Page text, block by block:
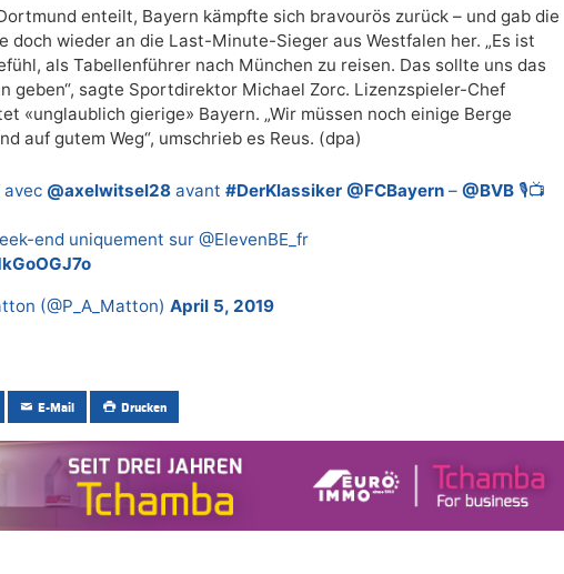
enteilt, Bayern kämpfte sich bravourös zurück – und gab die
doch wieder an die Last-Minute-Sieger aus Westfalen her. „Es ist
als Tabellenführer nach München zu reisen. Das sollte uns das
geben“, sagte Sportdirektor Michael Zorc. Lizenzspieler-Chef
«unglaublich gierige» Bayern. „Wir müssen noch einige Berge
auf gutem Weg“, umschrieb es Reus. (dpa)
avec @axelwitsel28 avant #DerKlassiker @FCBayern – @BVB 🎙📺
end uniquement sur @ElevenBE_fr
(@P_A_Matton) April 5, 2019
E-Mail Drucken